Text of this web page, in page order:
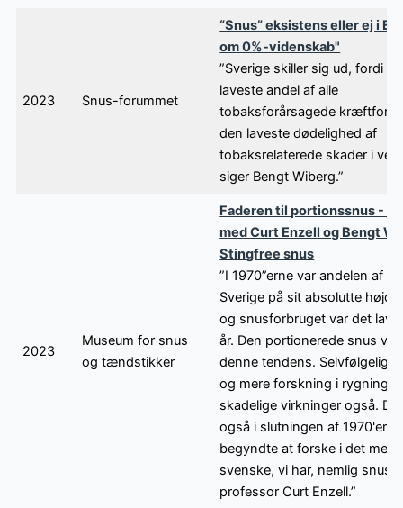
2023 Snus-forummet
“Snus” eksistens eller ej i
om 0%-videnskab"
”Sverige skiller sig ud, fordi vi
laveste andel af alle
tobaksforårsagede
den laveste dødelighed af
tobaksrelaterede skader i
siger Bengt Wiberg.”
2023
Museum for snus
og tændstikker
Faderen til portionssnus -
med Curt Enzell og Bengt
Stingfree snus
”I 1970”erne var andelen af
Sverige på sit absolutte
og snusforbruget var det
år. Den portionerede snus
denne tendens. Selvfølgelig
og mere forskning i
skadelige virkninger også.
også i slutningen af
begyndte at forske i det mest
svenske, vi har, nemlig snus,"
professor Curt Enzell.”